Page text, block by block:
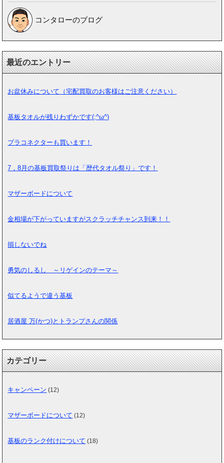
コンタローのブログ
最近のエントリー
お盆休みについて（宅配買取のお客様はご注意ください）
基板タオルが残りわずかです(;^ω^)
プラコネクターも買います！
7，8月の基板買取祭りは「歴代タオル祭り」です！
マザーボードについて
金相場が下がっていますがスクラッチチャンス到来！！
損しないでね
勇気のしるし ～リゲインのテーマ～
似てるようで違う基板
居酒屋 万(かつ)とトランプさんの関係
カテゴリー
キャンペーン (12)
マザーボードについて (12)
基板のランク付けについて (18)